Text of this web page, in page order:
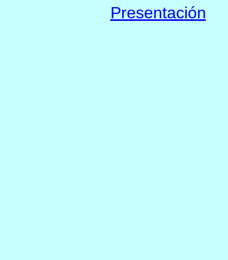
Presentación